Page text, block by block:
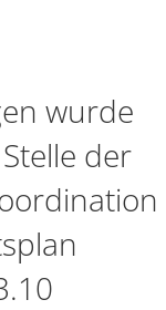
wurde
der